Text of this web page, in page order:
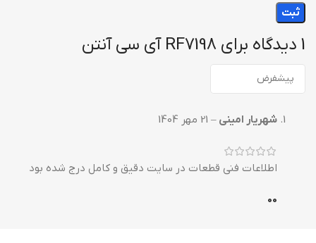
1 دیدگاه برای RF7198 آی سی آنتن
شهریار امینی – 21 مهر 1404
اطلاعات فنی قطعات در سایت دقیق و کامل درج شده بود
0
0